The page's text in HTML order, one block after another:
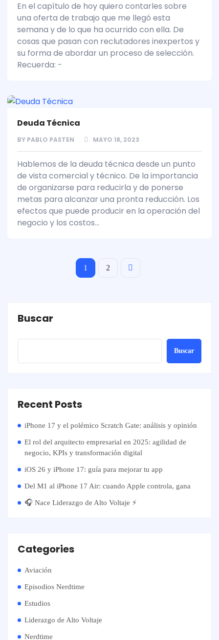
En el capítulo de hoy quiero contarles sobre
una oferta de trabajo que me llegó esta
semana y de lo que ha ocurrido con ella. De
cosas que pasan con reclutadores inexpertos y
su forma de abordar un proceso de selección.
Recuerda: -
Deuda Técnica
BY PABLO PASTEN MAYO 18, 2023
Hablemos de la deuda técnica desde un punto
de vista comercial y técnico. De la importancia
de organizarse para reducirla y de ponerse
metas para alcanzar una pronta reducción. Los
efectos que puede producir en la operación del
negocio y los costos...
1 2
Buscar
Buscar
Recent Posts
iPhone 17 y el polémico Scratch Gate: análisis y opinión
El rol del arquitecto empresarial en 2025: agilidad de
negocio, KPIs y transformación digital
iOS 26 y iPhone 17: guía para mejorar tu app
Del M1 al iPhone 17 Air: cuando Apple controla, gana
🎧 Nace Liderazgo de Alto Voltaje ⚡️
Categories
Aviación
Episodios Nerdtime
Estudios
Liderazgo de Alto Voltaje
Nerdtime